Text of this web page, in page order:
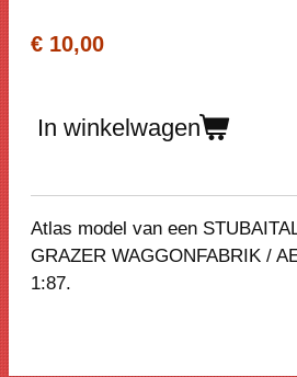
€ 10,00
In winkelwagen
Atlas model van een
GRAZER WAGGONFABRIK /
1:87.